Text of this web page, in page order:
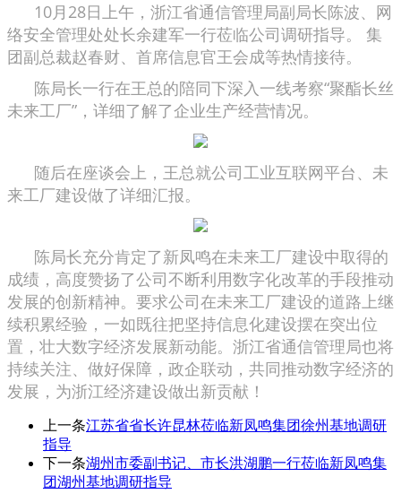
10月28日上午，浙江省通信管理局副局长陈波、网
络安全管理处处长余建军一行莅临公司调研指导。 集
团副总裁赵春财、首席信息官王会成等热情接待。
陈局长一行在王总的陪同下深入一线考察“聚酯长丝
未来工厂”，详细了解了企业生产经营情况。
随后在座谈会上，王总就公司工业互联网平台、未
来工厂建设做了详细汇报。
陈局长充分肯定了新凤鸣在未来工厂建设中取得的
成绩，高度赞扬了公司不断利用数字化改革的手段推动
发展的创新精神。要求公司在未来工厂建设的道路上继
续积累经验，一如既往把坚持信息化建设摆在突出位
置，壮大数字经济发展新动能。浙江省通信管理局也将
持续关注、做好保障，政企联动，共同推动数字经济的
发展，为浙江经济建设做出新贡献！
上一条江苏省省长许昆林莅临新凤鸣集团徐州基地调研
指导
下一条湖州市委副书记、市长洪湖鹏一行莅临新凤鸣集
团湖州基地调研指导